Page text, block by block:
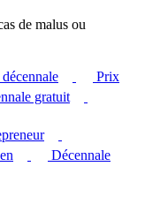
de malus ou
Prix
gratuit
Décennale